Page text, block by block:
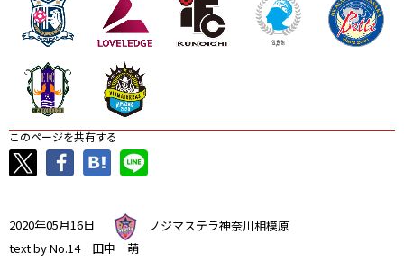
このページを共有する
2020年05月16日
ノジマステラ神奈川相模原
text by No.14 田中 萌